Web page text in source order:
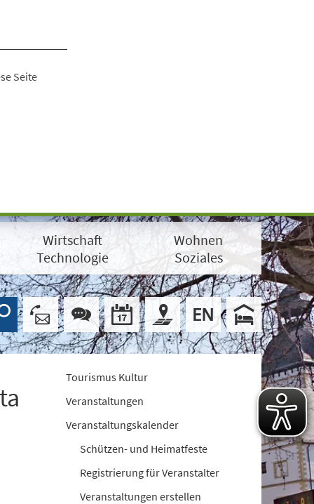
Seite
Wirtschaft
Technologie
Wohnen
Soziales
Tourismus Kultur
Veranstaltungen
Veranstaltungskalender
Schützen- und Heimatfeste
Registrierung für Veranstalter
Veranstaltungen erstellen